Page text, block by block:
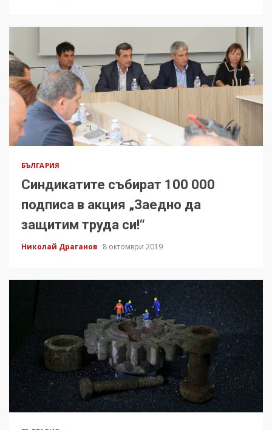
БЪЛГАРИЯ
Синдикатите събират 100 000
подписа в акция „Заедно да
защитим труда си!“
Николай Драганов 8 октомври 2019